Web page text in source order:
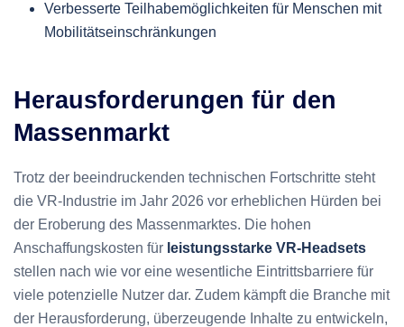
Verbesserte Teilhabemöglichkeiten für Menschen mit
Mobilitätseinschränkungen
Herausforderungen für den
Massenmarkt
Trotz der beeindruckenden technischen Fortschritte steht
die VR-Industrie im Jahr 2026 vor erheblichen Hürden bei
der Eroberung des Massenmarktes. Die hohen
Anschaffungskosten für leistungsstarke VR-Headsets
stellen nach wie vor eine wesentliche Eintrittsbarriere für
viele potenzielle Nutzer dar. Zudem kämpft die Branche mit
der Herausforderung, überzeugende Inhalte zu entwickeln,